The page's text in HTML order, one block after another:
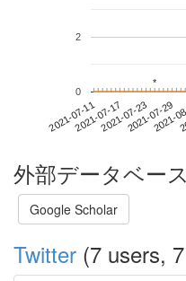
2021-07-112021-07-172021-07-232021-07-29
2021-
0
2
**
外部データベー
Google Scholar
Twitter (7 users,